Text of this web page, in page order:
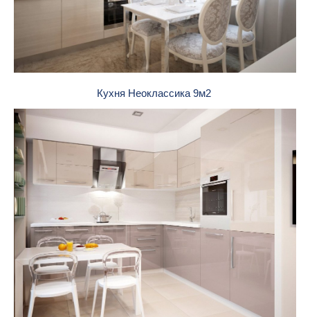
Кухня Неоклассика 9м2